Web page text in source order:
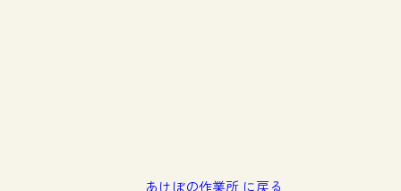
あけぼの作業所 に戻る